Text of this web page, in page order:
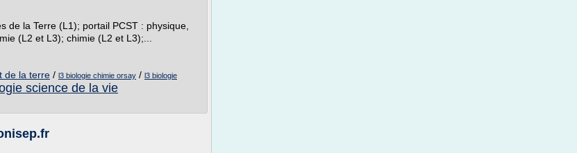
de la Terre (L1); portail PCST : physique,
(L2 et L3); chimie (L2 et L3);...
de la terre / l3 biologie chimie orsay / l3 biologie
science de la vie